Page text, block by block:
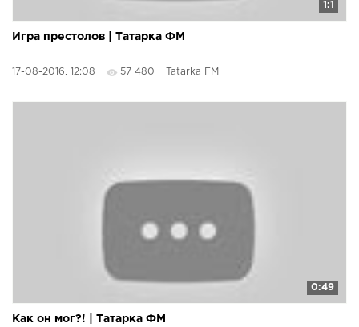
1:1
Игра престолов | Татарка ФМ
17-08-2016, 12:08 57 480 Tatarka FM
0:49
Как он мог?! | Татарка ФМ